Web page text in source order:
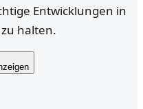
Entwicklungen in
halten.